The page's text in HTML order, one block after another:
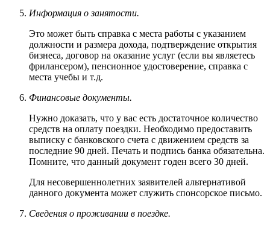
Информация о занятости.
Это может быть справка с места работы с указанием
должности и размера дохода, подтверждение открытия
бизнеса, договор на оказание услуг (если вы являетесь
фрилансером), пенсионное удостоверение, справка с
места учебы и т.д.
Финансовые документы.
Нужно доказать, что у вас есть достаточное количество
средств на оплату поездки. Необходимо предоставить
выписку с банковского счета с движением средств за
последние 90 дней. Печать и подпись банка обязательна.
Помните, что данный документ годен всего 30 дней.
Для несовершеннолетних заявителей альтернативой
данного документа может служить спонсорское письмо.
Сведения о проживании в поездке.